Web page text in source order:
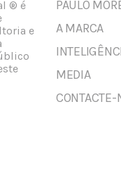
® é
e
PAULO
A MARCA
MEDIA
CONTACTE-